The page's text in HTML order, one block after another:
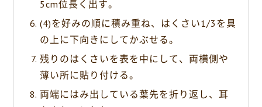
5cm位長く出す。
(4)を好みの順に積み重ね、はくさい1/3を具
の上に下向きにしてかぶせる。
残りのはくさいを表を中にして、両横側や
薄い所に貼り付ける。
両端にはみ出している葉先を折り返し、耳